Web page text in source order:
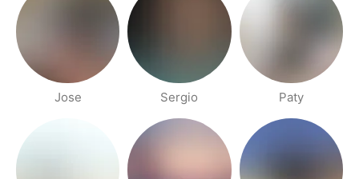
Jose Sergio Paty